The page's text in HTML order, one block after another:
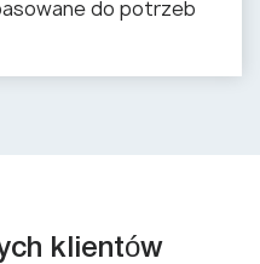
do potrzeb
klientów